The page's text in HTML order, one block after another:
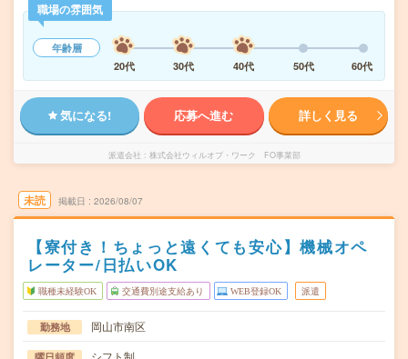
職場の雰囲気
年齢層
20代
30代 40代 50代 60代
気になる! 応募へ進む 詳しく見る
派遣会社 株式会社ウィルオブ・ワーク FO事業部
未読 掲載日 2026/08/07
【寮付き！ちょっと遠くても安心】機械オペ
レーター/日払いOK
職種未経験OK 交通費別途支給あり WEB登録OK 派遣
勤務地 岡山市南区
シフト制